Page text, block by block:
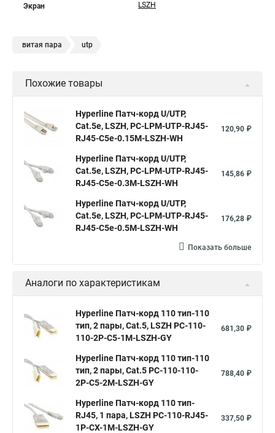
Экран LSZH
витая пара utp
Похожие товары
Hyperline Патч-корд U/UTP,
Cat.5е, LSZH, PC-LPM-UTP-RJ45-
RJ45-C5e-0.15M-LSZH-WH
120,90 ₽
Hyperline Патч-корд U/UTP,
Cat.5е, LSZH, PC-LPM-UTP-RJ45-
RJ45-C5e-0.3M-LSZH-WH
145,86 ₽
Hyperline Патч-корд U/UTP,
Cat.5e, LSZH, PC-LPM-UTP-RJ45-
RJ45-C5e-0.5M-LSZH-WH
176,28 ₽
Показать больше
Аналоги по характеристикам
Hyperline Патч-корд 110 тип-110
тип, 2 пары, Cat.5, LSZH PC-110-
110-2P-C5-1M-LSZH-GY
681,30 ₽
Hyperline Патч-корд 110 тип-110
тип, 2 пары, Cat.5 PC-110-110-
2P-C5-2M-LSZH-GY
788,40 ₽
Hyperline Патч-корд 110 тип-
RJ45, 1 пара, LSZH PC-110-RJ45-
1P-CX-1M-LSZH-GY
337,50 ₽